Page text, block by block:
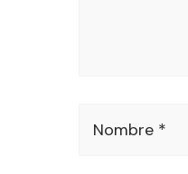
Nombre *